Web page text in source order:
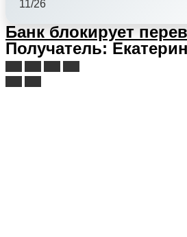
11/26
Банк блокирует
Получатель: